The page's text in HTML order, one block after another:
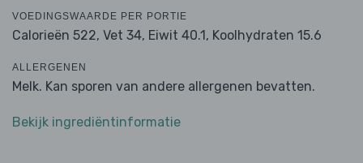
VOEDINGSWAARDE PER PORTIE
Calorieën 522, Vet 34, Eiwit 40.1, Koolhydraten 15.6
ALLERGENEN
Melk. Kan sporen van andere allergenen bevatten.
Bekijk ingrediëntinformatie